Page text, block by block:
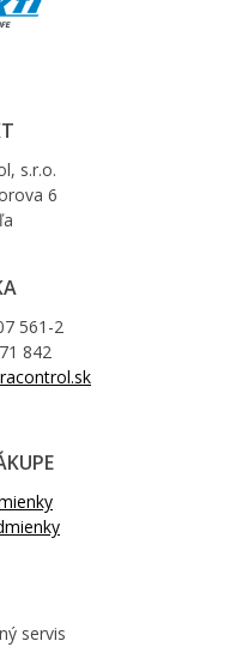
s.r.o.
6
561-2
842
servis